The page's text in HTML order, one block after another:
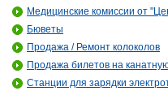
Медицинские комиссии от
Бюветы
Продажа / Ремонт колоколов
Продажа билетов на
Станции для зарядки